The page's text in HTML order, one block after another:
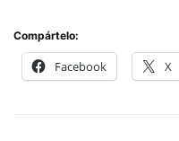
Compártelo:
Facebook X